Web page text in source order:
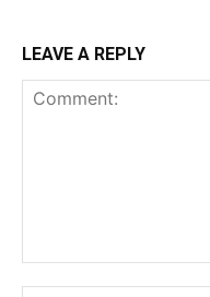
LEAVE A REPLY